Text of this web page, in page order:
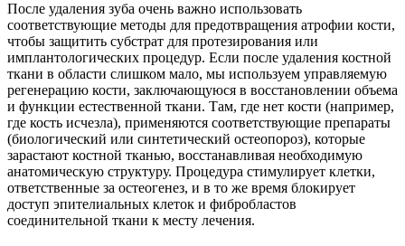
После удаления зуба очень важно использовать
соответствующие методы для предотвращения атрофии кости,
чтобы защитить субстрат для протезирования или
имплантологических процедур. Если после удаления костной
ткани в области слишком мало, мы используем управляемую
регенерацию кости, заключающуюся в восстановлении объема
и функции естественной ткани. Там, где нет кости (например,
где кость исчезла), применяются соответствующие препараты
(биологический или синтетический остеопороз), которые
зарастают костной тканью, восстанавливая необходимую
анатомическую структуру. Процедура стимулирует клетки,
ответственные за остеогенез, и в то же время блокирует
доступ эпителиальных клеток и фибробластов
соединительной ткани к месту лечения.